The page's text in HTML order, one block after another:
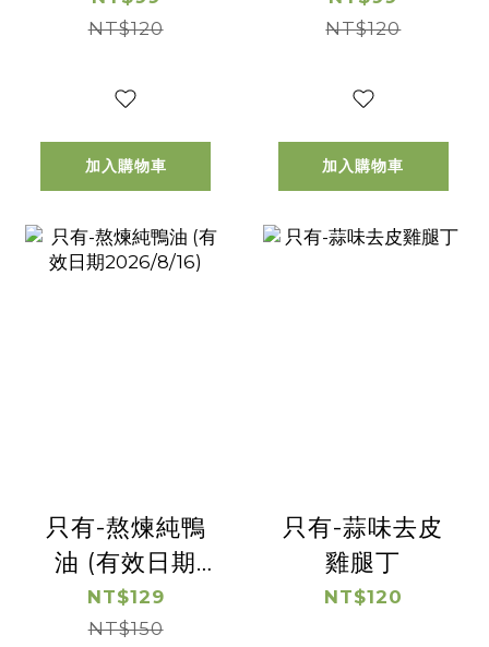
NT$120
加入購物車
NT$120
加入購物車
只有-熬煉純鴨
油 (有效日期
2026/8/16)
NT$129
NT$150
只有-蒜味去皮
雞腿丁
NT$120